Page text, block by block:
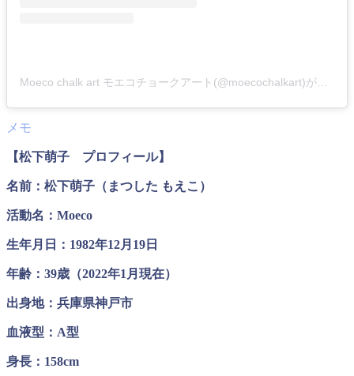
【松下萌子 プロフィール】
名前：松下萌子（まつした もえこ）
活動名：Moeco
生年月日：1982年12月19日
年齢：39歳（2022年1月現在）
出身地：兵庫県神戸市
血液型：A型
身長：158cm